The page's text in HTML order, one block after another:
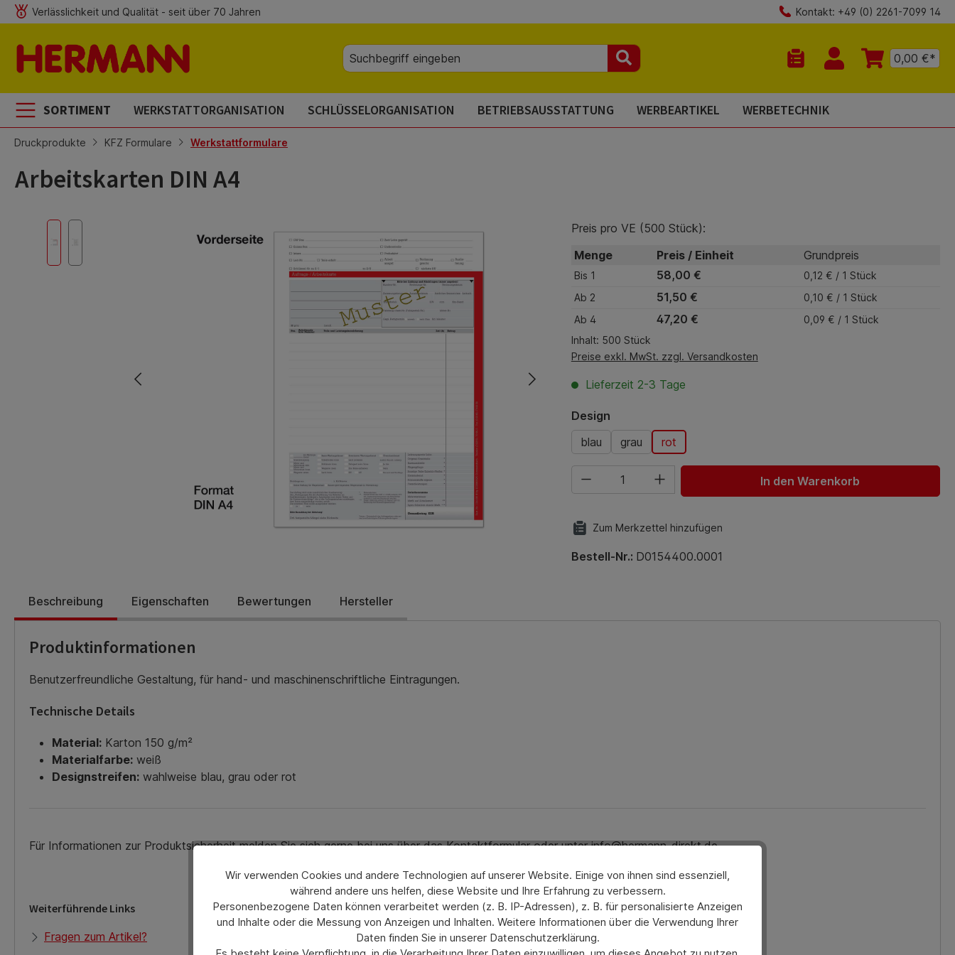
Hauptinhalt springen
Zur Suche springen
Zur Hauptnavigation springen
Verlässlichkeit und Qualität - seit über 70 Jahren Kontakt: +49 (0) 2261-7099 14
Du hast 0 Produkte auf dem
0,00 €*
SORTIMENT WERKSTATTORGANISATION SCHLÜSSELORGANISATION BETRIEBSAUSSTATTUNG WERBEARTIKEL WERBETECHNIK
Druckprodukte KFZ Formulare Werkstattformulare
Arbeitskarten DIN A4
Bildergalerie überspringen
Preis pro VE (500 Stück):
Menge
Preis / Einheit Grundpreis
Bis 1 58,00 €
0,12 € / 1 Stück
Ab 2 51,50 €
0,10 € / 1 Stück
Ab 4 47,20 €
0,09 € / 1 Stück
Inhalt: 500 Stück
Preise exkl. MwSt. zzgl. Versandkosten
Lieferzeit 2-3 Tage
Designauswählen
blau
grau rot
Produkt Anzahl: Gib den gewünschten Wert ein oder benutze die
In den Warenkorb
Zum Merkzettel hinzufügen
Bestell-Nr.: D0154400.0001
Beschreibung Eigenschaften Bewertungen Hersteller
Produktinformationen
Benutzerfreundliche Gestaltung, für hand- und maschinenschriftliche Eintragungen.
Technische Details
Material: Karton 150 g/m²
Materialfarbe: weiß
Designstreifen: wahlweise blau, grau oder rot
Für Informationen zur Produktsicherheit melden Sie sich gerne bei uns über das Kontaktformular oder unter info@hermann-direkt.de.
Weiterführende Links
Fragen zum Artikel?
Wir verwenden Cookies und andere Technologien auf unserer Website. Einige von ihnen sind essenziell,
während andere uns helfen, diese Website und Ihre Erfahrung zu verbessern.
Personenbezogene Daten können verarbeitet werden (z. B. IP-Adressen), z. B. für personalisierte Anzeigen
und Inhalte oder die Messung von Anzeigen und Inhalten. Weitere Informationen über die Verwendung Ihrer
Daten finden Sie in unserer Datenschutzerklärung.